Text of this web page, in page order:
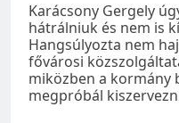
Karácsony Gergely
hátrálniuk és nem is
Hangsúlyozta nem
fővárosi
miközben a kormány
megpróbál